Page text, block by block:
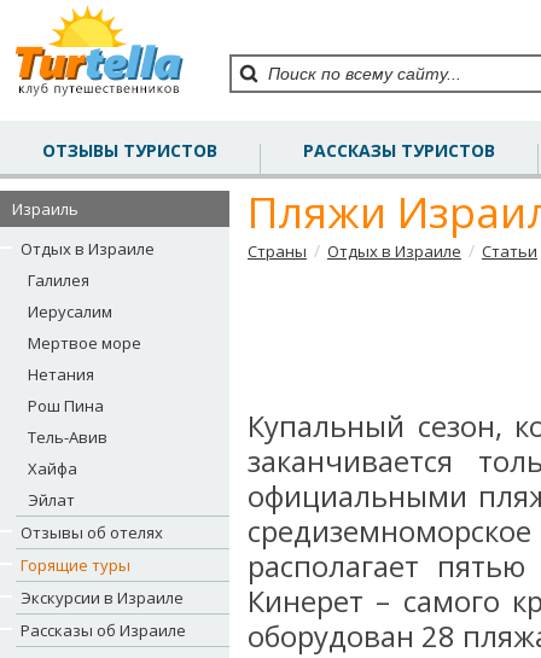
ОТЗЫВЫ ТУРИСТОВ РАССКАЗЫ ТУРИСТОВ
Израиль
Отдых в Израиле
Галилея
Иерусалим
Мертвое море
Нетания
Рош Пина
Тель-Авив
Хайфа
Эйлат
Отзывы об отелях
Горящие туры
Экскурсии в Израиле
Рассказы об Израиле
Пляжи
Страны / Отдых в Израиле / Статьи
Купальный сезон,
заканчивается
официальными
располагает
Кинерет – самого
оборудован 28